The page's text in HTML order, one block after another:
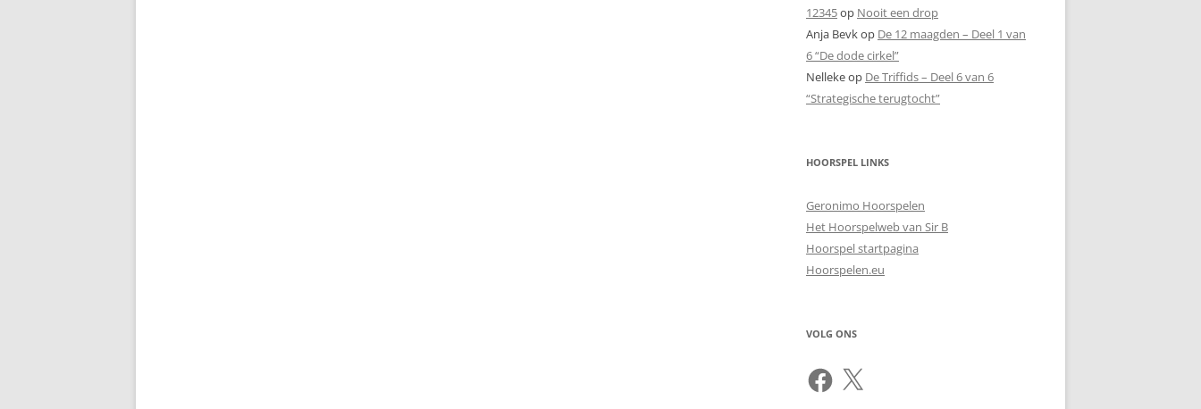
12345op Nooit een drop
Anja Bevkop De 12 maagden – Deel 1 van
6 “De dode cirkel”
Nellekeop De Triffids – Deel 6 van 6
“Strategische terugtocht”
HOORSPEL LINKS
Geronimo Hoorspelen
Het Hoorspelweb van Sir B
Hoorspel startpagina
Hoorspelen.eu
VOLG ONS
Facebook
X